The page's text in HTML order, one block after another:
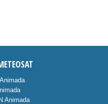
Animada